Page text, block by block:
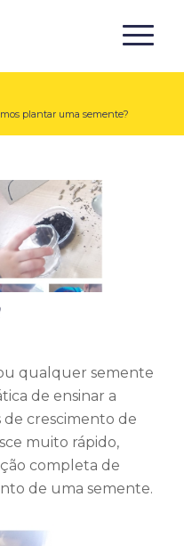
plantar uma semente?
qualquer semente
de ensinar a
de crescimento de
muito rápido,
completa de
de uma semente.